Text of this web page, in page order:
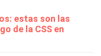
estas son las
de la CSS en